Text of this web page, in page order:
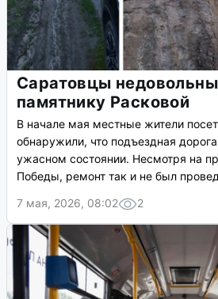
Саратовцы
памятнику Расковой
В начале мая местные жители
обнаружили, что подъездная
ужасном состоянии. Несмотря на
Победы, ремонт так и не был
7 мая, 2026, 08:02
2